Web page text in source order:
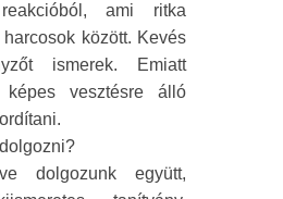
ami ritka
között. Kevés
ismerek. Emiatt
vesztésre álló
dolgozunk együtt,